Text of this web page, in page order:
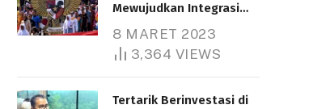
Mewujudkan Integrasi
8 MARET 2023
3,364 VIEWS
Tertarik Berinvestasi di